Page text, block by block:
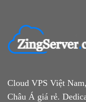
Cloud VPS Việt
Châu Á giá rẻ.